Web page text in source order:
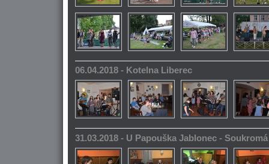
06.04.2018 - Kotelna Liberec
31.03.2018 - U Papouška Jablonec -